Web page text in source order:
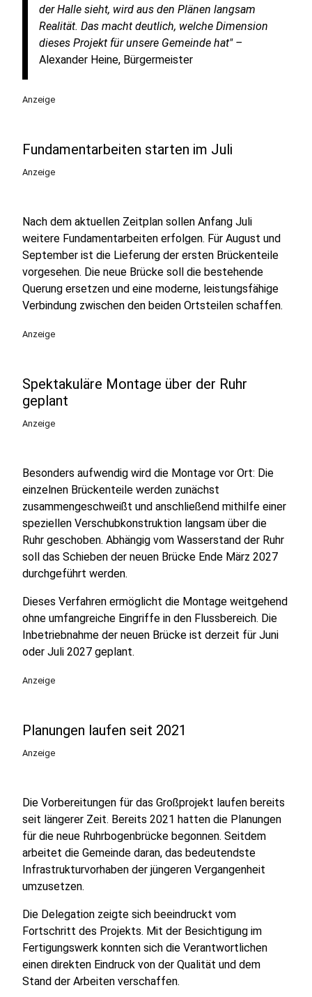
der Halle sieht, wird aus den Plänen langsam
Realität. Das macht deutlich, welche Dimension
dieses Projekt für unsere Gemeinde hat" –
Alexander Heine, Bürgermeister
Anzeige
Fundamentarbeiten starten im Juli
Anzeige
Nach dem aktuellen Zeitplan sollen Anfang Juli
weitere Fundamentarbeiten erfolgen. Für August und
September ist die Lieferung der ersten Brückenteile
vorgesehen. Die neue Brücke soll die bestehende
Querung ersetzen und eine moderne, leistungsfähige
Verbindung zwischen den beiden Ortsteilen schaffen.
Anzeige
Spektakuläre Montage über der Ruhr
geplant
Anzeige
Besonders aufwendig wird die Montage vor Ort: Die
einzelnen Brückenteile werden zunächst
zusammengeschweißt und anschließend mithilfe einer
speziellen Verschubkonstruktion langsam über die
Ruhr geschoben. Abhängig vom Wasserstand der Ruhr
soll das Schieben der neuen Brücke Ende März 2027
durchgeführt werden.
Dieses Verfahren ermöglicht die Montage weitgehend
ohne umfangreiche Eingriffe in den Flussbereich. Die
Inbetriebnahme der neuen Brücke ist derzeit für Juni
oder Juli 2027 geplant.
Anzeige
Planungen laufen seit 2021
Anzeige
Die Vorbereitungen für das Großprojekt laufen bereits
seit längerer Zeit. Bereits 2021 hatten die Planungen
für die neue Ruhrbogenbrücke begonnen. Seitdem
arbeitet die Gemeinde daran, das bedeutendste
Infrastrukturvorhaben der jüngeren Vergangenheit
umzusetzen.
Die Delegation zeigte sich beeindruckt vom
Fortschritt des Projekts. Mit der Besichtigung im
Fertigungswerk konnten sich die Verantwortlichen
einen direkten Eindruck von der Qualität und dem
Stand der Arbeiten verschaffen.